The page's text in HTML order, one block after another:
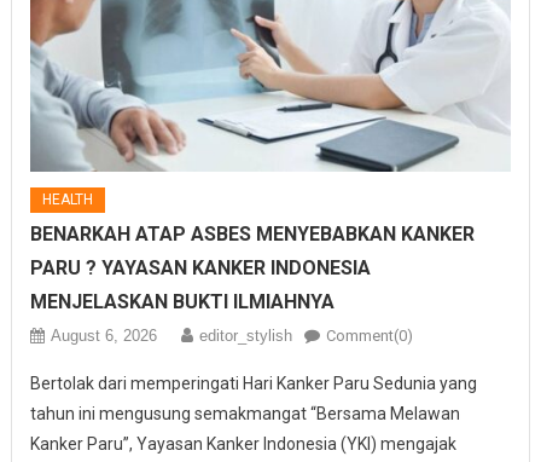
HEALTH
BENARKAH ATAP ASBES MENYEBABKAN KANKER
PARU ? YAYASAN KANKER INDONESIA
MENJELASKAN BUKTI ILMIAHNYA
August 6, 2026 editor_stylish Comment(0)
Bertolak dari memperingati Hari Kanker Paru Sedunia yang
tahun ini mengusung semakmangat “Bersama Melawan
Kanker Paru”, Yayasan Kanker Indonesia (YKI) mengajak